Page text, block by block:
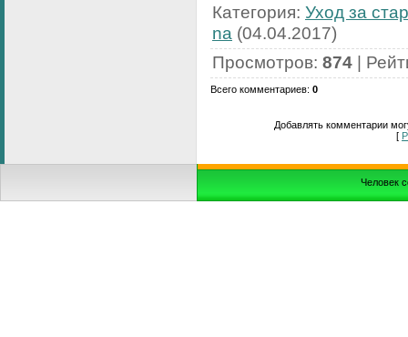
Категория: Уход за
na (04.04.2017)
Просмотров: 874 |
Всего комментариев: 0
Добавлять комментарии
[
Человек